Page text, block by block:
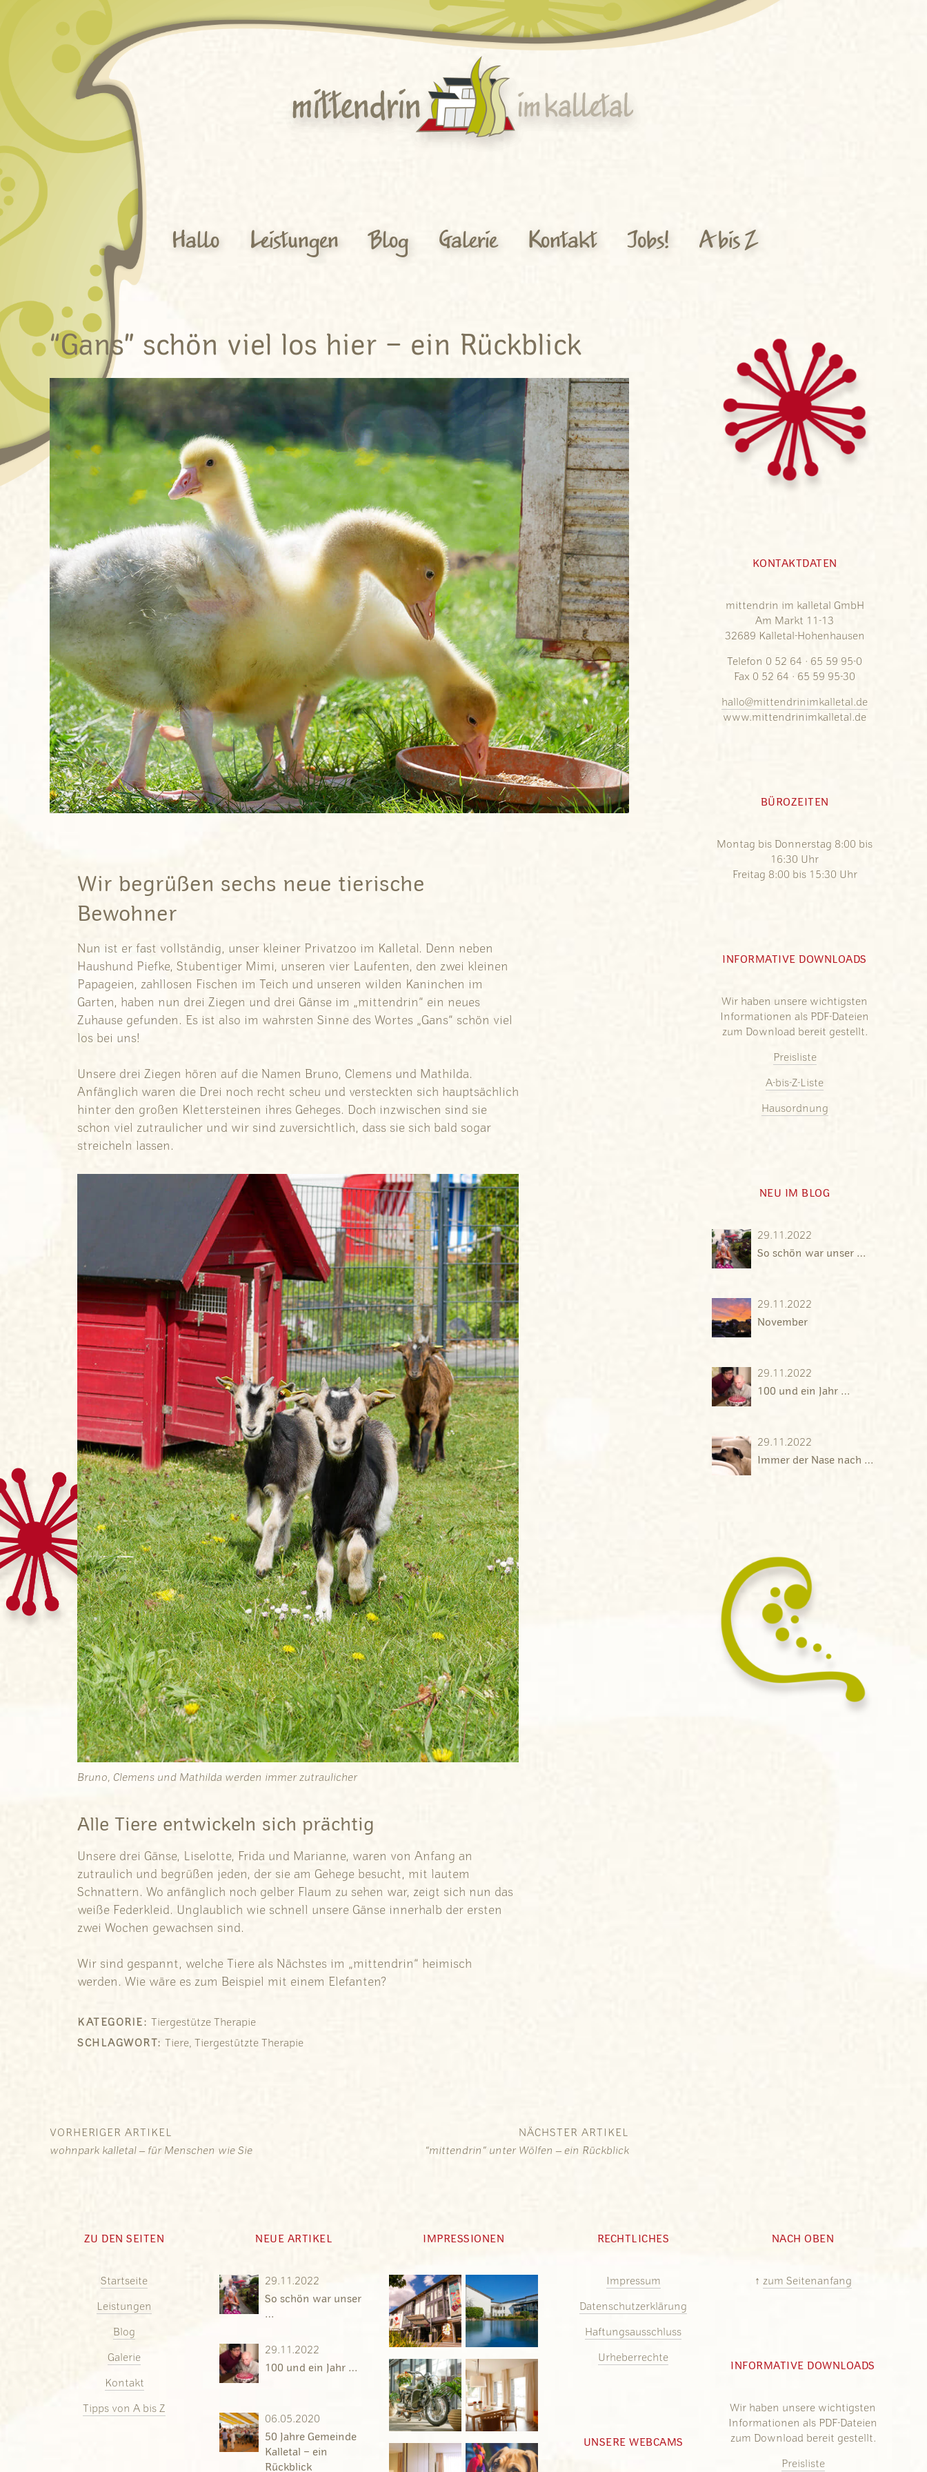
Hallo Leistungen Blog Galerie Kontakt Jobs! A bis Z
“Gans” schön viel los hier – ein Rückblick
Wir begrüßen sechs neue tierische
Bewohner
Nun ist er fast vollständig, unser kleiner Privatzoo im Kalletal. Denn neben
Haushund Piefke, Stubentiger Mimi, unseren vier Laufenten, den zwei kleinen
Papageien, zahllosen Fischen im Teich und unseren wilden Kaninchen im
Garten, haben nun drei Ziegen und drei Gänse im „mittendrin“ ein neues
Zuhause gefunden. Es ist also im wahrsten Sinne des Wortes „Gans“ schön viel
los bei uns!
Unsere drei Ziegen hören auf die Namen Bruno, Clemens und Mathilda.
Anfänglich waren die Drei noch recht scheu und versteckten sich hauptsächlich
hinter den großen Klettersteinen ihres Geheges. Doch inzwischen sind sie
schon viel zutraulicher und wir sind zuversichtlich, dass sie sich bald sogar
streicheln lassen.
Bruno, Clemens und Mathilda werden immer zutraulicher
Alle Tiere entwickeln sich prächtig
Unsere drei Gänse, Liselotte, Frida und Marianne, waren von Anfang an
zutraulich und begrüßen jeden, der sie am Gehege besucht, mit lautem
Schnattern. Wo anfänglich noch gelber Flaum zu sehen war, zeigt sich nun das
weiße Federkleid. Unglaublich wie schnell unsere Gänse innerhalb der ersten
zwei Wochen gewachsen sind.
Wir sind gespannt, welche Tiere als Nächstes im „mittendrin“ heimisch
werden. Wie wäre es zum Beispiel mit einem Elefanten?
KATEGORIE:
Tiergestütze Therapie
SCHLAGWORT:
Tiere Tiergestützte Therapie
VORHERIGER ARTIKEL
wohnpark kalletal – für Menschen wie Sie
NÄCHSTER ARTIKEL
“mittendrin” unter Wölfen – ein Rückblick
KONTAKTDATEN
mittendrin im kalletal GmbH
Am Markt 11-13
32689 Kalletal-Hohenhausen
Telefon 0 52 64 · 65 59 95-0
Fax 0 52 64 · 65 59 95-30
hallo@mittendrinimkalletal.de
www.mittendrinimkalletal.de
BÜROZEITEN
Montag bis Donnerstag 8:00 bis
16:30 Uhr
Freitag 8:00 bis 15:30 Uhr
INFORMATIVE DOWNLOADS
Wir haben unsere wichtigsten
Informationen als PDF-Dateien
zum Download bereit gestellt.
Preisliste
A-bis-Z-Liste
Hausordnung
NEU IM BLOG
29.11.2022
So schön war unser …
29.11.2022
November
29.11.2022
100 und ein Jahr …
29.11.2022
Immer der Nase nach …
ZU DEN SEITEN
Startseite
Leistungen
Blog
Galerie
Kontakt
Tipps von A bis Z
NEUE ARTIKEL
29.11.2022
So schön war unser
…
29.11.2022
100 und ein Jahr …
06.05.2020
50 Jahre Gemeinde
Kalletal – ein
Rückblick
IMPRESSIONEN RECHTLICHES
Impressum
Datenschutzerklärung
Haftungsausschluss
Urheberrechte
UNSERE WEBCAMS
NACH OBEN
↑ zum Seitenanfang
INFORMATIVE DOWNLOADS
Wir haben unsere wichtigsten
Informationen als PDF-Dateien
zum Download bereit gestellt.
Preisliste